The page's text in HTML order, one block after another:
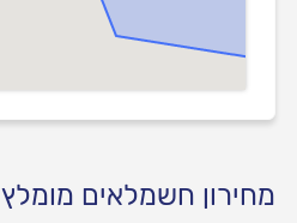
מחירון חשמלאים מומלץ